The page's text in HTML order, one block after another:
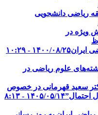
ریاضی دانشجویی
ویژه در
ایران
۱۴۰۰/۰۸/۲۵ - ۱۰:۲۹
علوم ریاضی در
سعید قهرمانی در خصوص
احتمال”
۱۴۰۵/۰۵/۱۴ - ۸:۱۳